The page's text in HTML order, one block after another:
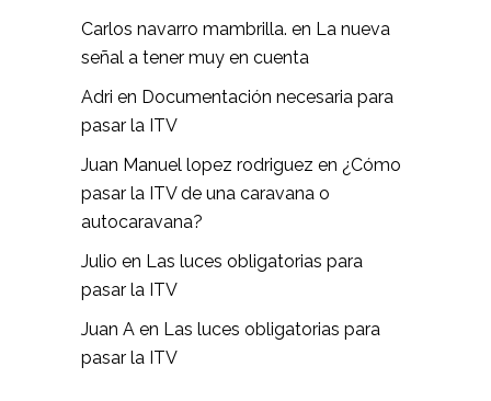
Carlos navarro mambrilla. en La nueva
señal a tener muy en cuenta
Adri en Documentación necesaria para
pasar la ITV
Juan Manuel lopez rodriguez en ¿Cómo
pasar la ITV de una caravana o
autocaravana?
Julio en Las luces obligatorias para
pasar la ITV
Juan A en Las luces obligatorias para
pasar la ITV